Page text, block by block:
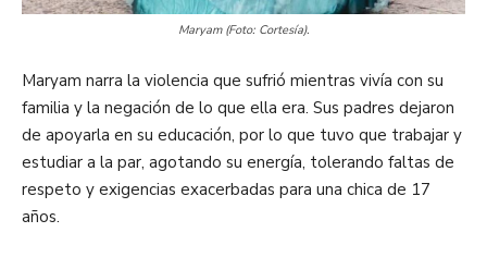
Maryam (Foto: Cortesía).
Maryam narra la violencia que sufrió mientras vivía con su
familia y la negación de lo que ella era. Sus padres dejaron
de apoyarla en su educación, por lo que tuvo que trabajar y
estudiar a la par, agotando su energía, tolerando faltas de
respeto y exigencias exacerbadas para una chica de 17
años.